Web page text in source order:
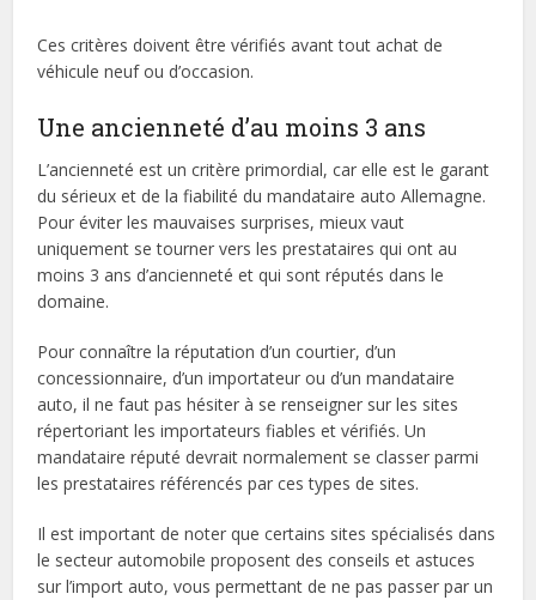
Ces critères doivent être vérifiés avant tout achat de
véhicule neuf ou d’occasion.
Une ancienneté d’au moins 3 ans
L’ancienneté est un critère primordial, car elle est le garant
du sérieux et de la fiabilité du mandataire auto Allemagne.
Pour éviter les mauvaises surprises, mieux vaut
uniquement se tourner vers les prestataires qui ont au
moins 3 ans d’ancienneté et qui sont réputés dans le
domaine.
Pour connaître la réputation d’un courtier, d’un
concessionnaire, d’un importateur ou d’un mandataire
auto, il ne faut pas hésiter à se renseigner sur les sites
répertoriant les importateurs fiables et vérifiés. Un
mandataire réputé devrait normalement se classer parmi
les prestataires référencés par ces types de sites.
Il est important de noter que certains sites spécialisés dans
le secteur automobile proposent des conseils et astuces
sur l’import auto, vous permettant de ne pas passer par un